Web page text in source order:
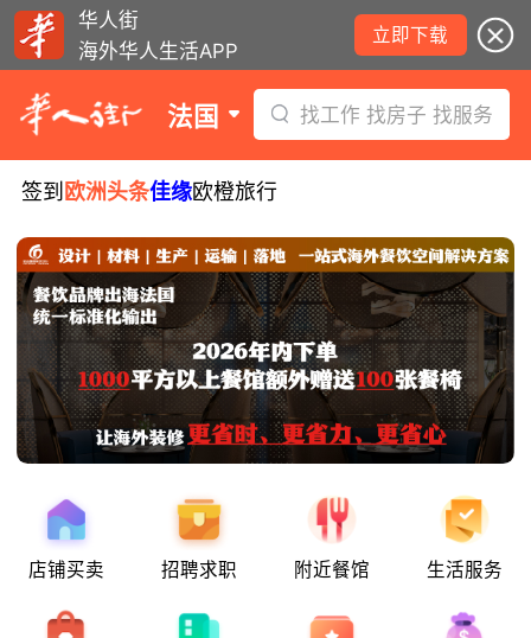
华人街
海外华人生活APP
立即下载
法国 找工作 找房子 找服务
签到 欧洲头条佳缘欧橙旅行
店铺买卖 招聘求职 附近餐馆 生活服务